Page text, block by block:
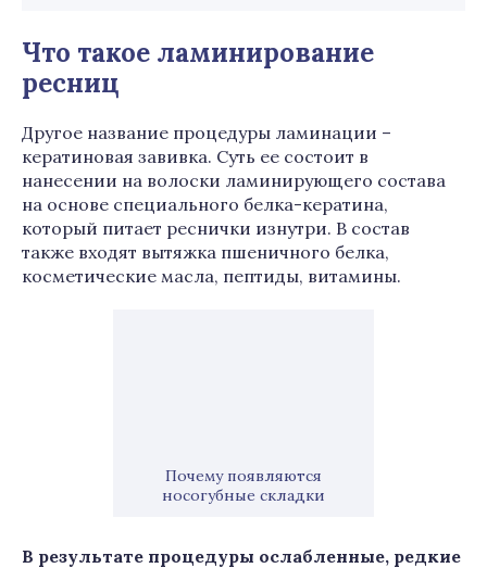
Что такое ламинирование
ресниц
Другое название процедуры ламинации –
кератиновая завивка. Суть ее состоит в
нанесении на волоски ламинирующего состава
на основе специального белка-кератина,
который питает реснички изнутри. В состав
также входят вытяжка пшеничного белка,
косметические масла, пептиды, витамины.
Почему появляются
носогубные складки
В результате процедуры ослабленные, редкие